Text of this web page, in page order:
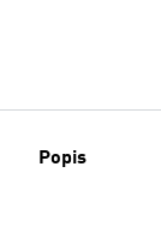
Popis